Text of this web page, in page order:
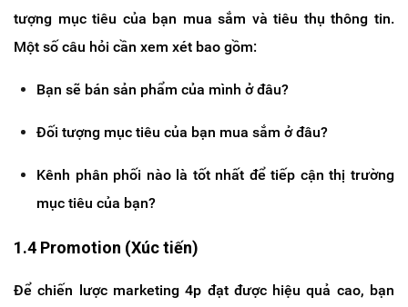
tượng mục tiêu của bạn mua sắm và tiêu thụ thông tin.
Một số câu hỏi cần xem xét bao gồm:
Bạn sẽ bán sản phẩm của mình ở đâu?
Đối tượng mục tiêu của bạn mua sắm ở đâu?
Kênh phân phối nào là tốt nhất để tiếp cận thị trường
mục tiêu của bạn?
1.4 Promotion (Xúc tiến)
Để chiến lược marketing 4p đạt được hiệu quả cao, bạn